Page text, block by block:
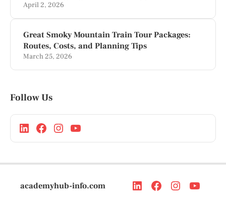
April 2, 2026
Great Smoky Mountain Train Tour Packages:
Routes, Costs, and Planning Tips
March 25, 2026
Follow Us
academyhub-info.com